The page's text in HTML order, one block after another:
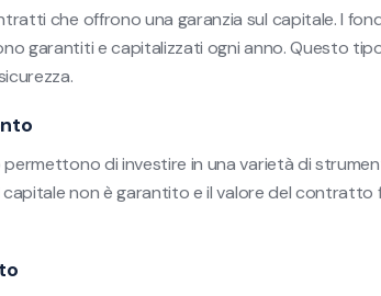
che offrono una garanzia sul capitale. I
garantiti e capitalizzati ogni anno. Questo
di investire in una varietà di
capitale non è garantito e il valore del